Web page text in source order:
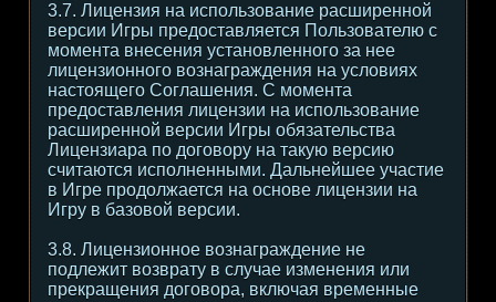
3.7. Лицензия на использование расширенной
версии Игры предоставляется Пользователю с
момента внесения установленного за нее
лицензионного вознаграждения на условиях
настоящего Соглашения. С момента
предоставления лицензии на использование
расширенной версии Игры обязательства
Лицензиара по договору на такую версию
считаются исполненными. Дальнейшее участие
в Игре продолжается на основе лицензии на
Игру в базовой версии.
3.8. Лицензионное вознаграждение не
подлежит возврату в случае изменения или
прекращения договора, включая временные